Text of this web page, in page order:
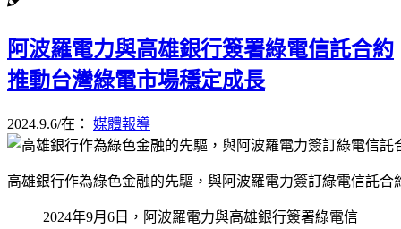
阿波羅電力與高雄銀行簽署綠電信託合約
推動台灣綠電市場穩定成長
2024.9.6/在： 媒體報導
高雄銀行作為綠色金融的先驅，與阿波羅電力簽訂綠電信託
2024年9月6日，阿波羅電力與高雄銀行簽署綠電信